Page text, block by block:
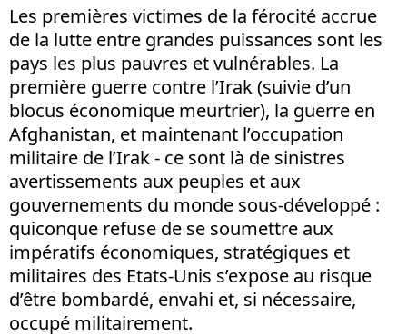
Les premières victimes de la férocité accrue
de la lutte entre grandes puissances sont les
pays les plus pauvres et vulnérables. La
première guerre contre l’Irak (suivie d’un
blocus économique meurtrier), la guerre en
Afghanistan, et maintenant l’occupation
militaire de l’Irak - ce sont là de sinistres
avertissements aux peuples et aux
gouvernements du monde sous-développé :
quiconque refuse de se soumettre aux
impératifs économiques, stratégiques et
militaires des Etats-Unis s’expose au risque
d’être bombardé, envahi et, si nécessaire,
occupé militairement.